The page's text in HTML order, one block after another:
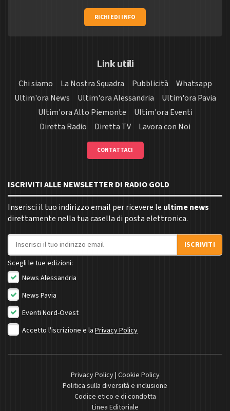
RICHIEDI INFO
Link utili
Chi siamo La Nostra Squadra Pubblicità
Whatsapp
Ultim'ora News
Ultim'ora Alessandria
Ultim'ora Pavia
Ultim'ora Alto Piemonte
Ultim'ora Eventi
Diretta Radio
Diretta TV Lavora con Noi
CONTATTACI
ISCRIVITI ALLE NEWSLETTER DI RADIO GOLD
Inserisci il tuo indirizzo email per ricevere le ultime news
direttamente nella tua casella di posta elettronica.
Indirizzo email
ISCRIVITI
Scegli le tue edizioni:
News Alessandria
News Pavia
Eventi Nord-Ovest
Accetto l'iscrizione e la Privacy Policy
Privacy Policy| Cookie Policy
Politica sulla diversità e inclusione
Codice etico e di condotta
Linea Editoriale